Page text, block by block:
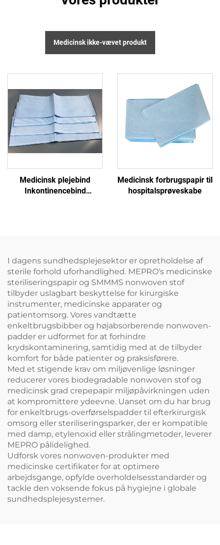
Medicinsk ikke-vævet produkt
Medicinsk plejebind
Inkontinencebind
Medicinsk forbrugspapir til
hospitalsprøveskabe
I dagens sundhedsplejesektor er opretholdelse af
sterile forhold uforhandlighed. MEPRO's medicinske
steriliseringspapir og SMMMS nonwoven stof
tilbyder uslagbart beskyttelse for kirurgiske
instrumenter, medicinske apparater og
patientomsorg. Vores vandtætte
enkeltbrugsbibber og højabsorberende nonwoven-
padder er udformet for at forhindre
krydskontaminering, samtidig med at de tilbyder
komfort for både patienter og praksisførere.
Med et stigende krav om miljøvenlige løsninger
reducerer vores biodegradable nonwoven stof og
medicinsk grad crepepapir miljøpåvirkningen uden
at kompromittere ydeevne. Uanset om du har brug
for enkeltbrugs-overførselspadder til efterkirurgisk
omsorg eller steriliseringsparker, der er kompatible
med damp, etylenoxid eller strålingmetoder, leverer
MEPRO pålidelighed.
Udforsk vores nonwoven-produkter med
medicinske certifikater for at optimere
arbejdsgange, opfylde overholdelsesstandarder og
tackle den voksende fokus på hygiejne i globale
sundhedsplejesystemer.